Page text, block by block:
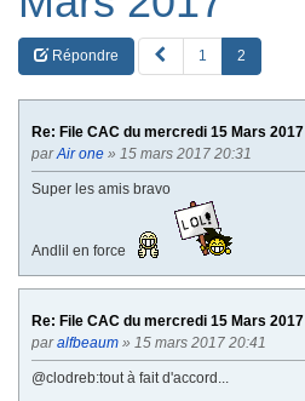
Répondre
R
E
1 2
Re: File CAC du mercredi 15 Mars 2017
parAir one » 15 mars 2017 20:31
Super les amis bravo
Andlil en force
Re: File CAC du mercredi 15 Mars 2017
paralfbeaum » 15 mars 2017 20:41
@clodreb:tout à fait d'accord...